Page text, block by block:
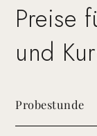
Preise
und
Probestunde